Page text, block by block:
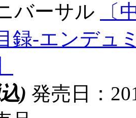
バーサル
〔
録-エンデュ
) 発売日：